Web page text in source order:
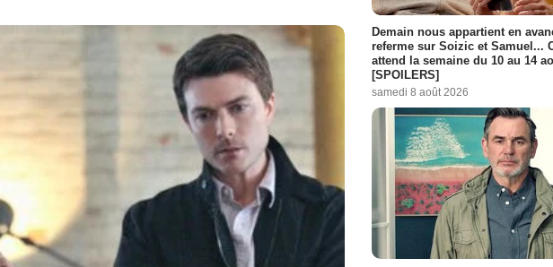
Demain nous appartient en
referme sur Soizic et Samuel...
attend la semaine du 10 au 14
[SPOILERS]
samedi 8 août 2026